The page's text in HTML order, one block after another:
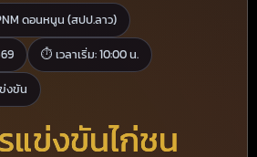
ดอนหนูน (สปป.ลาว)
⏱️ เวลาเริ่ม: 10:00 น.
งขัน
แข่งขันไก่ชน